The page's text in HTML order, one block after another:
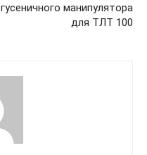
гусеничного манипулятора
для ТЛТ 100